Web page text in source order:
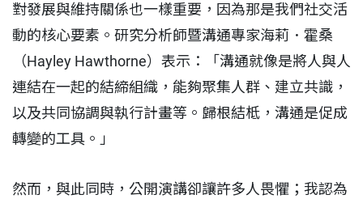
對發展與維持關係也一樣重要，因為那是我們社交活
動的核心要素。研究分析師暨溝通專家海莉．霍桑
（Hayley Hawthorne）表示：「溝通就像是將人與人
連結在一起的結締組織，能夠聚集人群、建立共識，
以及共同協調與執行計畫等。歸根結柢，溝通是促成
轉變的工具。」
然而，與此同時，公開演講卻讓許多人畏懼；我認為